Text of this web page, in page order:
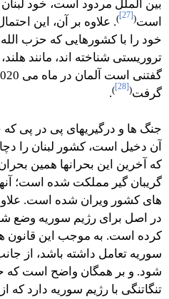
بین الملل مردود است، خود
است(
[27]
). علاوه بر آن، این
خود را با کشورهایی که حزب
تروریستی شناخته اند، مانند
گرفت(
[28]
)
.
جنگ ها و درگیریهای پی در پی که
آن دخیل است، کشور لبنان را
که آخرین این بحرانها همین
گریبان گیر مملکت شده است؛
های کشور ویران شده است.
در اصل برای رژیم سوریه وضع
کرده است. به موجب این قانون
سوریه تعامل داشته باشد، از
شود. و بر همگان واضح است که
تنگاتنگی با رژیم سوریه دارد